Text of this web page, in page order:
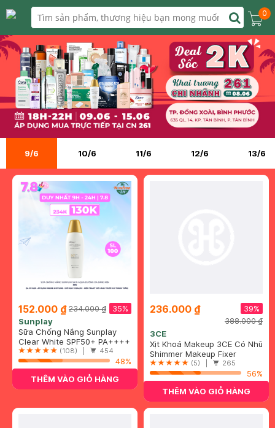
0
9/6 10/6 11/6 12/6 13/6
152.000 ₫ 35%
234.000 ₫
Sunplay
Sữa Chống Nắng Sunplay
Skin Aqua Dưỡng Da Sáng
Mịn 55g
Clear White SPF50+ PA++++
(108) | 454
48%
THÊM VÀO GIỎ HÀNG
236.000 ₫ 39%
388.000 ₫
3CE
Xịt Khoá Makeup 3CE Có Nhũ
Tạo Hiệu Ứng Nền Căng
Bóng 95ml
Shimmer Makeup Fixer
(5) | 265
56%
THÊM VÀO GIỎ HÀNG